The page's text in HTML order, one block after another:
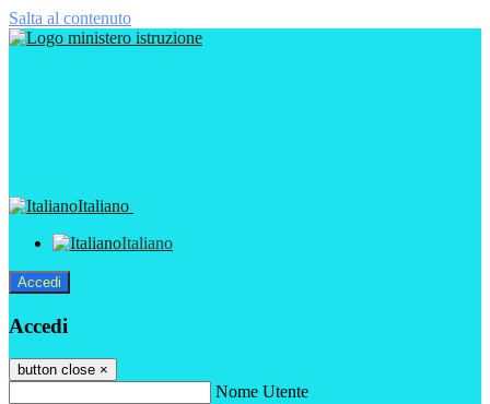
Salta al contenuto
Italiano
Italiano
Accedi
Accedi
button close ×
Nome Utente